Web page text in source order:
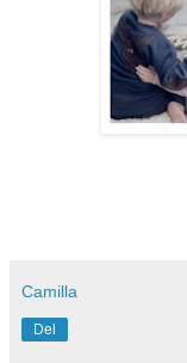
Camilla
Del